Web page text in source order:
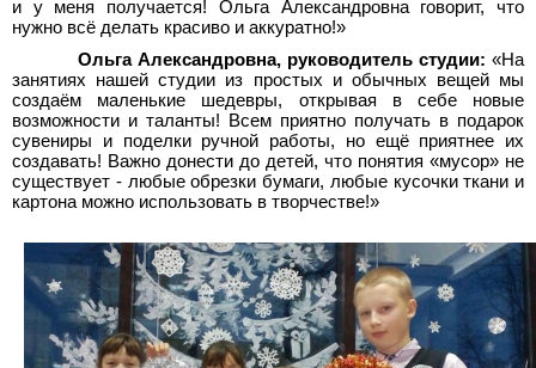
и у меня получается! Ольга Александровна говорит, что
нужно всё делать красиво и аккуратно!»
Ольга Александровна, руководитель студии: «На
занятиях нашей студии из простых и обычных вещей мы
создаём маленькие шедевры, открывая в себе новые
возможности и таланты! Всем приятно получать в подарок
сувениры и поделки ручной работы, но ещё приятнее их
создавать! Важно донести до детей, что понятия «мусор» не
существует - любые обрезки бумаги, любые кусочки ткани и
картона можно использовать в творчестве!»